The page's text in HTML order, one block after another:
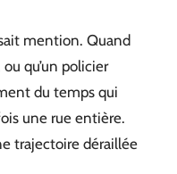
mention. Quand
qu’un policier
du temps qui
une rue entière.
trajectoire déraillée